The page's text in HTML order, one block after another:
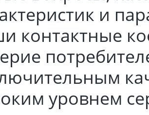
и
контактные
уровнем